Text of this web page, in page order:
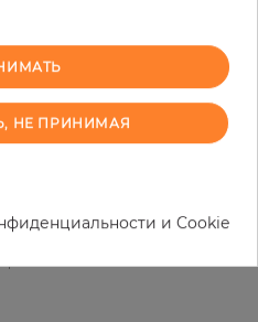
+
и техническими
в той или иной степени.
НЕ ПРИНИМАЯ
и Cookie